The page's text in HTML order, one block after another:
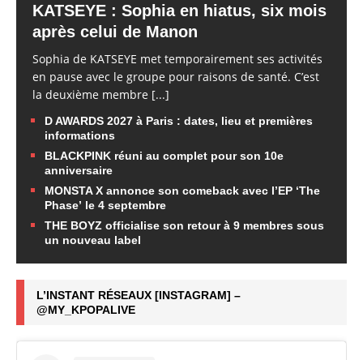
KATSEYE : Sophia en hiatus, six mois
après celui de Manon
Sophia de KATSEYE met temporairement ses activités
en pause avec le groupe pour raisons de santé. C’est
la deuxième membre [...]
D AWARDS 2027 à Paris : dates, lieu et premières
informations
BLACKPINK réuni au complet pour son 10e
anniversaire
MONSTA X annonce son comeback avec l’EP ‘The
Phase’ le 4 septembre
THE BOYZ officialise son retour à 9 membres sous
un nouveau label
L’INSTANT RÉSEAUX [INSTAGRAM] –
@MY_KPOPALIVE